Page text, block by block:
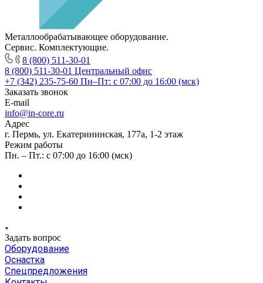
Металлообрабатывающее оборудование.
Сервис. Комплектующие.
8 (800) 511-30-01
8 (800) 511-30-01 Центральный офис
+7 (342) 235-75-60 Пн–Пт: с 07:00 до 16:00 (мск)
Заказать звонок
E-mail
info@in-core.ru
Адрес
г. Пермь, ул. ​Екатерининская, 177а, ​1-2 этаж
Режим работы
Пн. – Пт.: с 07:00 до 16:00 (мск)
Задать вопрос
Оборудование
Оснастка
Спецпредложения